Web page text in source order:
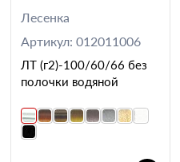
Лесенка
Артикул: 012011006
ЛТ (г2)-100/60/66 без
полочки водяной